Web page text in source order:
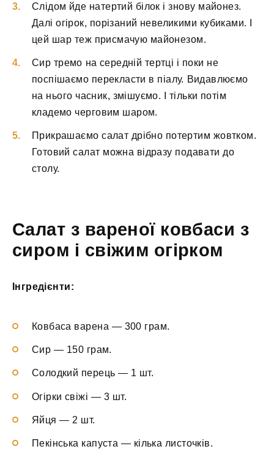
Слідом йде натертий білок і знову майонез.
Далі огірок, порізаний невеликими кубиками. І
цей шар теж присмачую майонезом.
Сир тремо на середній тертці і поки не
поспішаємо перекласти в піалу. Видавлюємо
на нього часник, змішуємо. І тільки потім
кладемо черговим шаром.
Прикрашаємо салат дрібно потертим жовтком.
Готовий салат можна відразу подавати до
столу.
Салат з вареної ковбаси з
сиром і свіжим огірком
Інгредієнти:
Ковбаса варена — 300 грам.
Сир — 150 грам.
Солодкий перець — 1 шт.
Огірки свіжі — 3 шт.
Яйця — 2 шт.
Пекінська капуста — кілька листочків.